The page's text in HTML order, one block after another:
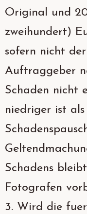
Original und
zweihundert)
sofern nicht der
Auftraggeber
Schaden nicht
niedriger ist
Schadens
Fotografen
3. Wird die